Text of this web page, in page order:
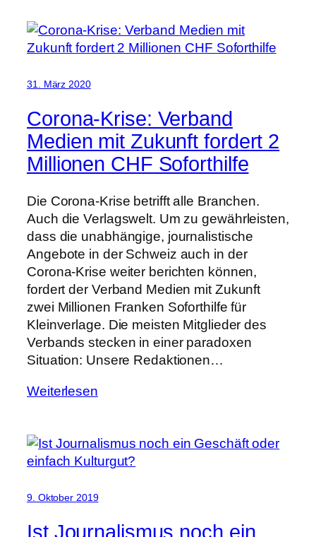
31. März 2020
Corona-Krise: Verband
Medien mit Zukunft fordert 2
Millionen CHF Soforthilfe
Die Corona-Krise betrifft alle Branchen.
Auch die Verlagswelt. Um zu gewährleisten,
dass die unabhängige, journalistische
Angebote in der Schweiz auch in der
Corona-Krise weiter berichten können,
fordert der Verband Medien mit Zukunft
zwei Millionen Franken Soforthilfe für
Kleinverlage. Die meisten Mitglieder des
Verbands stecken in einer paradoxen
Situation: Unsere Redaktionen…
Weiterlesen
9. Oktober 2019
Ist Journalismus noch ein